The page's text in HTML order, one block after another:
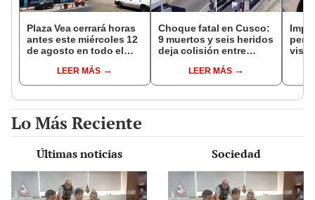
Plaza Vea cerrará horas
antes este miércoles 12
de agosto en todo el
hasta las 7 p.m.
LEER MÁS
Choque fatal en Cusco:
9 muertos y seis heridos
deja colisión entre
EspinarLEER MÁS
Lo Más Reciente
Últimas noticias Sociedad